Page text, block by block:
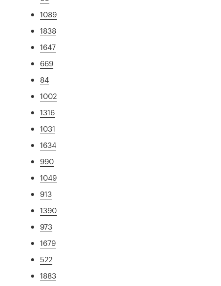
1089
1838
1647
669
84
1002
1316
1031
1634
990
1049
913
1390
973
1679
522
1883